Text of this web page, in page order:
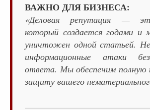
ВАЖНО ДЛЯ БИЗНЕСА:
«Деловая репутация —
который создается годами
уничтожен одной статьей.
информационные атаки
ответа. Мы обеспечим полную
защиту вашего